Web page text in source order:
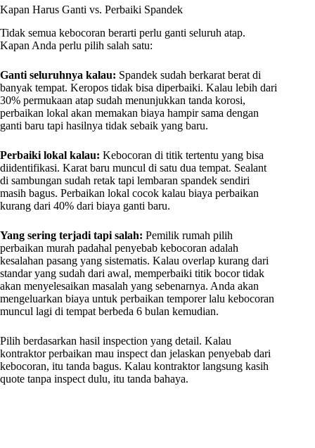
Kapan Harus Ganti vs. Perbaiki Spandek
Tidak semua kebocoran berarti perlu ganti seluruh atap.
Kapan Anda perlu pilih salah satu:
Ganti seluruhnya kalau: Spandek sudah berkarat berat di
banyak tempat. Keropos tidak bisa diperbaiki. Kalau lebih dari
30% permukaan atap sudah menunjukkan tanda korosi,
perbaikan lokal akan memakan biaya hampir sama dengan
ganti baru tapi hasilnya tidak sebaik yang baru.
Perbaiki lokal kalau: Kebocoran di titik tertentu yang bisa
diidentifikasi. Karat baru muncul di satu dua tempat. Sealant
di sambungan sudah retak tapi lembaran spandek sendiri
masih bagus. Perbaikan lokal cocok kalau biaya perbaikan
kurang dari 40% dari biaya ganti baru.
Yang sering terjadi tapi salah: Pemilik rumah pilih
perbaikan murah padahal penyebab kebocoran adalah
kesalahan pasang yang sistematis. Kalau overlap kurang dari
standar yang sudah dari awal, memperbaiki titik bocor tidak
akan menyelesaikan masalah yang sebenarnya. Anda akan
mengeluarkan biaya untuk perbaikan temporer lalu kebocoran
muncul lagi di tempat berbeda 6 bulan kemudian.
Pilih berdasarkan hasil inspection yang detail. Kalau
kontraktor perbaikan mau inspect dan jelaskan penyebab dari
kebocoran, itu tanda bagus. Kalau kontraktor langsung kasih
quote tanpa inspect dulu, itu tanda bahaya.